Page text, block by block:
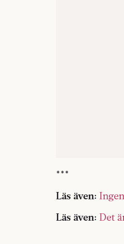
***
Läs även:
Läs även: Det